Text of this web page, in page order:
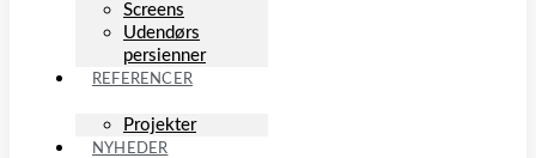
Screens
Udendørs
persienner
REFERENCER
Projekter
NYHEDER